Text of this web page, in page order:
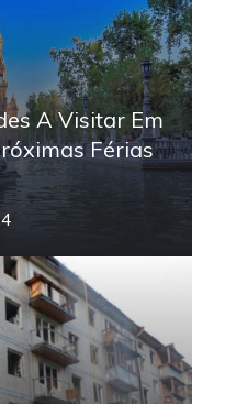
A Visitar Em
Férias